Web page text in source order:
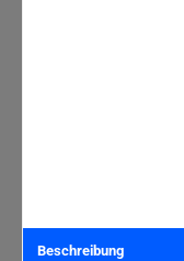
Beschreibung